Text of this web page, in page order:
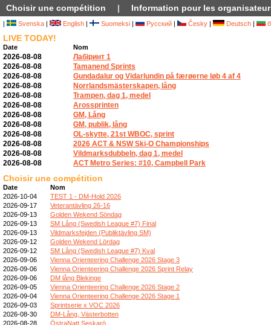
Choisir une compétition | Information pour les
| Svenska | English | Suomeksi | Русский | Česky | Deutsch |
LIVE TODAY!
Date Nom
2026-08-08
Лабіринт 1
2026-08-08
Tamanend Sprints
2026-08-08
Gundadalur og Vidarlundin på færøerne løb 4 af 4
2026-08-08
Norrlandsmästerskapen, lång
2026-08-08
Trampen, dag 1, medel
2026-08-08
Arossprinten
2026-08-08
GM, Lång
2026-08-08
GM, publik, lång
2026-08-08
OL-skytte, 21st WBOC, sprint
2026-08-08
2026 ACT & NSW Ski-O Championships
2026-08-08
Vildmarksdubbeln, dag 1, medel
2026-08-08
ACT Metro Series: #10, Campbell Park
Choisir une compétition
Date
Nom
2026-10-04
TEST 1 - DM-Hold 2026
2026-09-17
Veterantävling 26-16
2026-09-13
Golden Wekend Söndag
2026-09-13
SM Lång (Swedish League #7) Final
2026-09-13
Vildmarksfejden (Publiktävling SM)
2026-09-12
Golden Wekend Lördag
2026-09-12
SM Lång (Swedish League #7) Kval
2026-09-06
Vienna Orienteering Challenge 2026 Stage 3
2026-09-06
Vienna Orienteering Challenge 2026 Sprint Relay
2026-09-06
DM lång Blekinge
2026-09-05
Vienna Orienteering Challenge 2026 Stage 2
2026-09-04
Vienna Orienteering Challenge 2026 Stage 1
2026-09-03
Sprintserie x VOC 2026
2026-08-30
DM-Lång, Västerbotten
2026-08-28
ÖstraNatt Seskarö